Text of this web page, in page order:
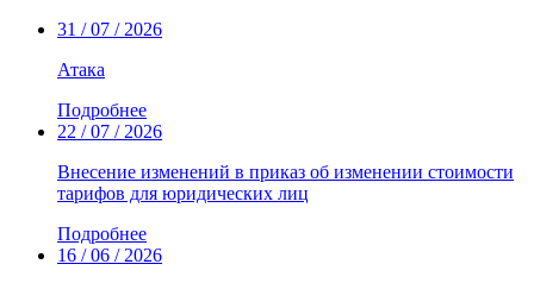
31 / 07 / 2026
Атака
Подробнее
22 / 07 / 2026
Внесение изменений в приказ об изменении стоимости
тарифов для юридических лиц
Подробнее
16 / 06 / 2026